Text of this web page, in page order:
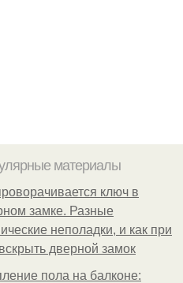
материалы
ключ в
замке. Разные
неполадки, и как при
дверной замок
пола на балконе: